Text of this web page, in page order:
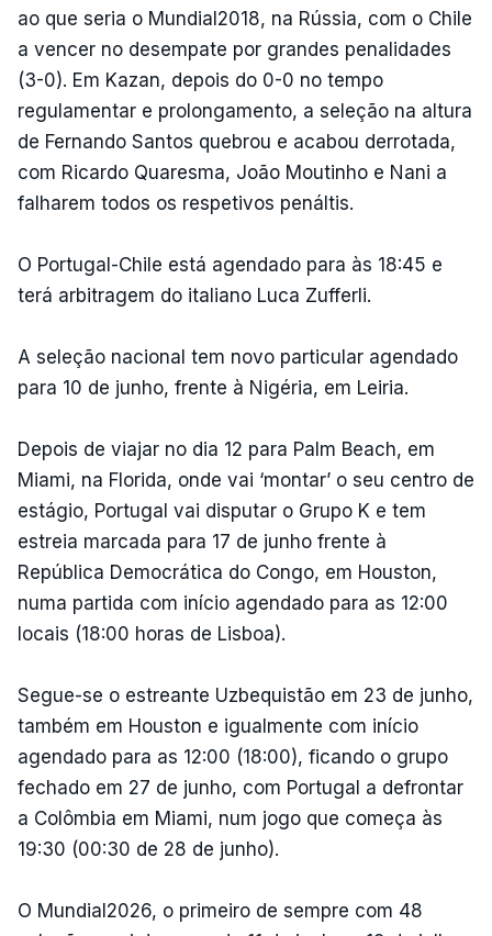
ao que seria o Mundial2018, na Rússia, com o Chile
a vencer no desempate por grandes penalidades
(3-0). Em Kazan, depois do 0-0 no tempo
regulamentar e prolongamento, a seleção na altura
de Fernando Santos quebrou e acabou derrotada,
com Ricardo Quaresma, João Moutinho e Nani a
falharem todos os respetivos penáltis.
O Portugal-Chile está agendado para às 18:45 e
terá arbitragem do italiano Luca Zufferli.
A seleção nacional tem novo particular agendado
para 10 de junho, frente à Nigéria, em Leiria.
Depois de viajar no dia 12 para Palm Beach, em
Miami, na Florida, onde vai ‘montar’ o seu centro de
estágio, Portugal vai disputar o Grupo K e tem
estreia marcada para 17 de junho frente à
República Democrática do Congo, em Houston,
numa partida com início agendado para as 12:00
locais (18:00 horas de Lisboa).
Segue-se o estreante Uzbequistão em 23 de junho,
também em Houston e igualmente com início
agendado para as 12:00 (18:00), ficando o grupo
fechado em 27 de junho, com Portugal a defrontar
a Colômbia em Miami, num jogo que começa às
19:30 (00:30 de 28 de junho).
O Mundial2026, o primeiro de sempre com 48